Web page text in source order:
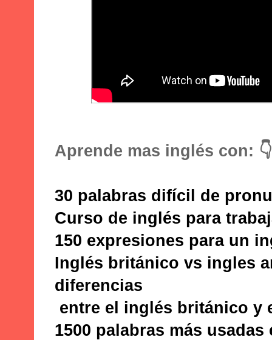
Aprende mas inglés con: 👇
30 palabras difícil de
Curso de inglés para
150 expresiones para un
Inglés británico vs ingles
diferencias
entre el inglés británico y
1500 palabras más usadas